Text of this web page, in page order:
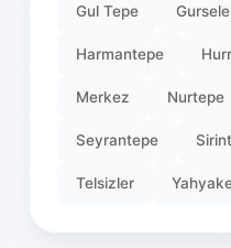
Gul Tepe Gursele
Harmantepe
Merkez Nurtepe
Seyrantepe
Telsizler